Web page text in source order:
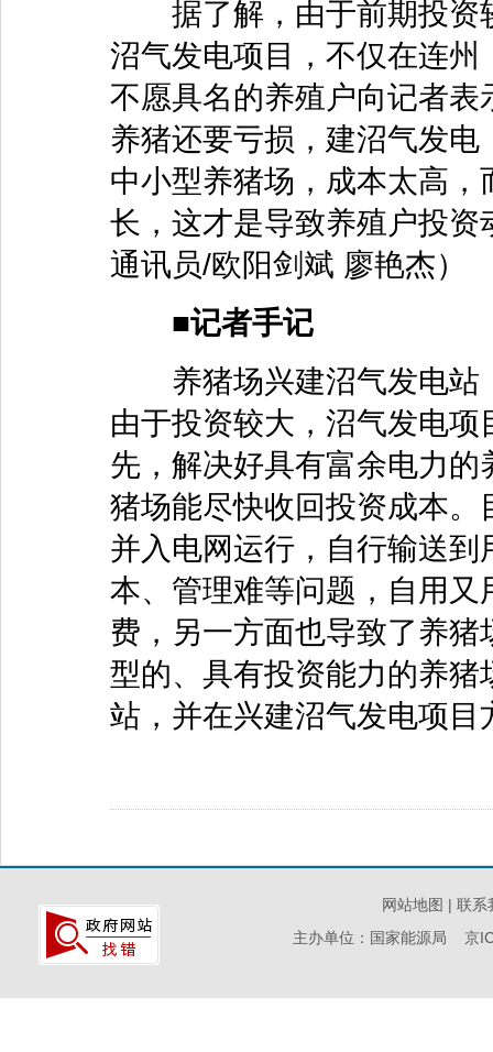
据了解，由于前期投资
沼气发电项目，不仅在连
不愿具名的养殖户向记者
养猪还要亏损，建沼气发
中小型养猪场，成本太高
长，这才是导致养殖户投
通讯员/欧阳剑斌 廖艳杰）
■记者手记
养猪场兴建沼气发电站
由于投资较大，沼气发电
先，解决好具有富余电力
猪场能尽快收回投资成本
并入电网运行，自行输送
本、管理难等问题，自用
费，另一方面也导致了养
型的、具有投资能力的养
站，并在兴建沼气发电项